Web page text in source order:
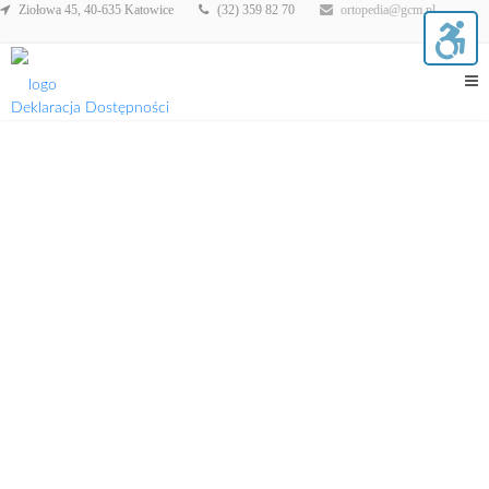
Ziołowa 45, 40-635 Katowice (32) 359 82 70 ortopedia@gcm.pl
Deklaracja Dostępności